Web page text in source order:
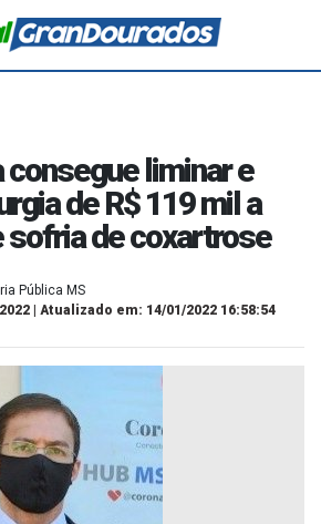
liminar e
de R$ 119 mil a
sofria de coxartrose
Pública MS
| Atualizado em: 14/01/2022 16:58:54